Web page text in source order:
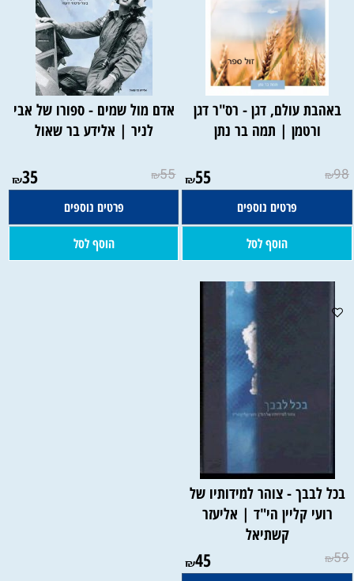
באהבת עולם, דגן - רס"ר דגן
ורטמן | תמה בר נתן
₪98
₪55
פרטים נוספים
הוסף לסל
אדם מול שמים - ספורו של אבי
לניר | אלידע בר שאול
₪55
₪35
פרטים נוספים
הוסף לסל
בכל לבבך - צוהר למידותיו של
רועי קליין הי"ד | אליעזר
קשתיאל
₪59
₪45